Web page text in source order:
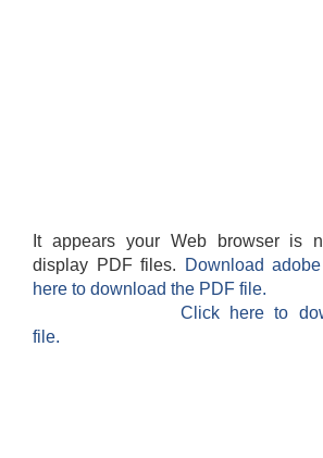
It appears your Web browser is
display PDF files.
Download
here to download the PDF file.
Click here to
file.